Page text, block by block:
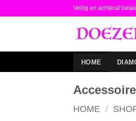
naar
Veilig en achteraf
HOME
HOME /